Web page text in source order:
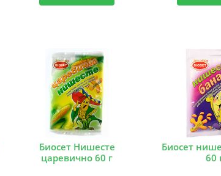
Биосет Нишесте
царевично 60 г
Биосет
60